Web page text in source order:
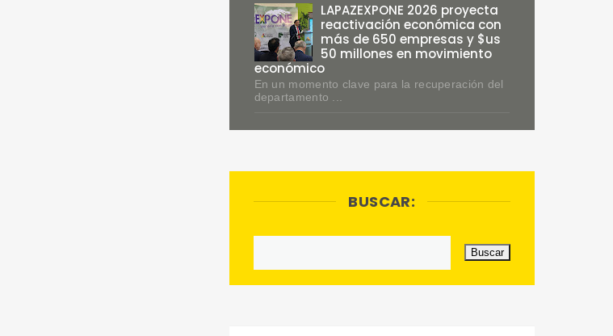
LAPAZEXPONE 2026 proyecta
reactivación económica con
más de 650 empresas y $us
50 millones en movimiento
económico
En un momento clave para la recuperación del
departamento ...
BUSCAR: